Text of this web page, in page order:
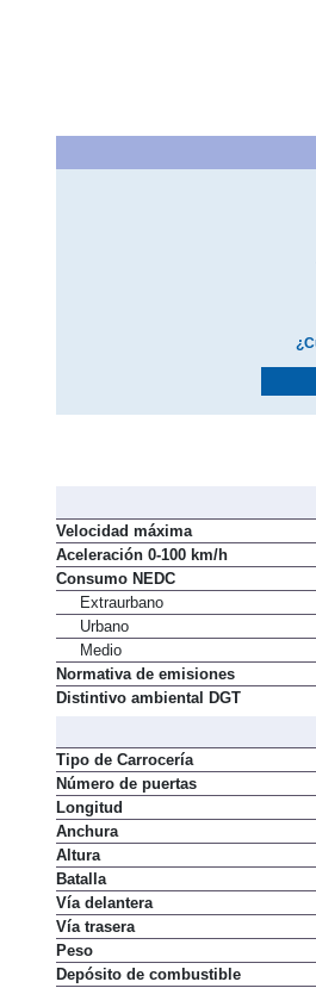
Velocidad máxima
Aceleración 0-100 km/h
Consumo NEDC
Extraurbano
Urbano
Medio
Normativa de emisiones
Distintivo ambiental DGT
Tipo de Carrocería
Número de puertas
Longitud
Anchura
Altura
Batalla
Vía delantera
Vía trasera
Peso
Depósito de combustible